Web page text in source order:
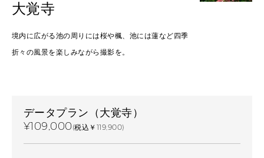
大覚寺
境内に広がる池の周りには桜や楓、池には蓮など四季
折々の風景を楽しみながら撮影を。
データプラン（大覚寺）
¥109,000(税込￥119,900)